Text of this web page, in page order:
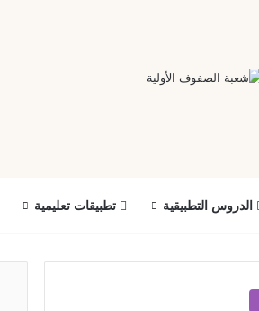
الدروس التطبيقية تطبيقات تعليمية